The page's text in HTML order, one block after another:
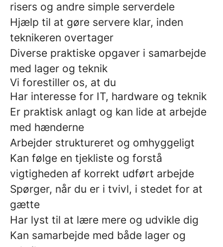
risers og andre simple serverdele
Hjælp til at gøre servere klar, inden
teknikeren overtager
Diverse praktiske opgaver i samarbejde
med lager og teknik
Vi forestiller os, at du
Har interesse for IT, hardware og teknik
Er praktisk anlagt og kan lide at arbejde
med hænderne
Arbejder struktureret og omhyggeligt
Kan følge en tjekliste og forstå
vigtigheden af korrekt udført arbejde
Spørger, når du er i tvivl, i stedet for at
gætte
Har lyst til at lære mere og udvikle dig
Kan samarbejde med både lager og